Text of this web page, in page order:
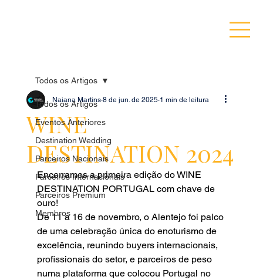
Todos os Artigos
Eventos Anteriores
Destination Wedding
Parceiros Nacionais
Parceiros Internacionais
Parceiros Premium
Membros
Todos os Artigos
WINE
DESTINATION 2024
Naiana Martins 8 de jun. de 2025 1 min de leitura
Encerramos a primeira edição do WINE
DESTINATION PORTUGAL com chave de
ouro!
De 11 a 16 de novembro, o Alentejo foi palco
de uma celebração única do enoturismo de
excelência, reunindo buyers internacionais,
profissionais do setor, e parceiros de peso
numa plataforma que colocou Portugal no